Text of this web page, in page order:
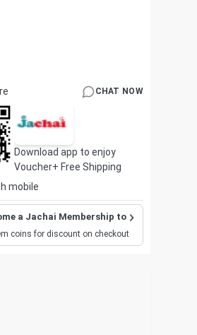
CHAT NOW
Download app to enjoy
Voucher+ Free Shipping
mobile
a Jachai Membership to
coins for discount on checkout